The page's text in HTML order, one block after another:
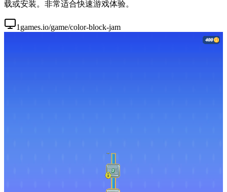
载或安装。非常适合快速游戏体验。
1games.io/game/color-block-jam